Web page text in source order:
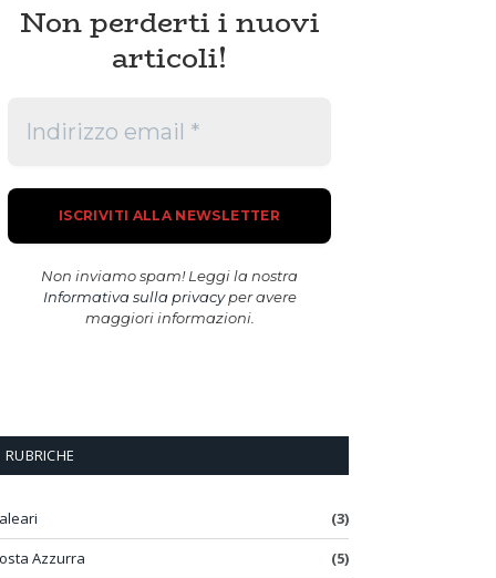
Non perderti i nuovi
articoli!
Non inviamo spam! Leggi la nostra
Informativa sulla privacyper avere
maggiori informazioni.
RUBRICHE
(3)
Azzurra
(5)